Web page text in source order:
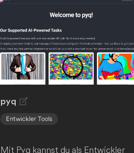
sowie attraktive Vorlagen. Nutze
diese Möglichkeit, um dein
bringen.
pyq
Entwickler Tools
Mit Pyq kannst du als Entwickler